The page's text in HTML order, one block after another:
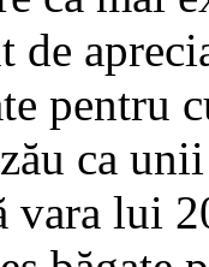
de
pentru
ca
lui